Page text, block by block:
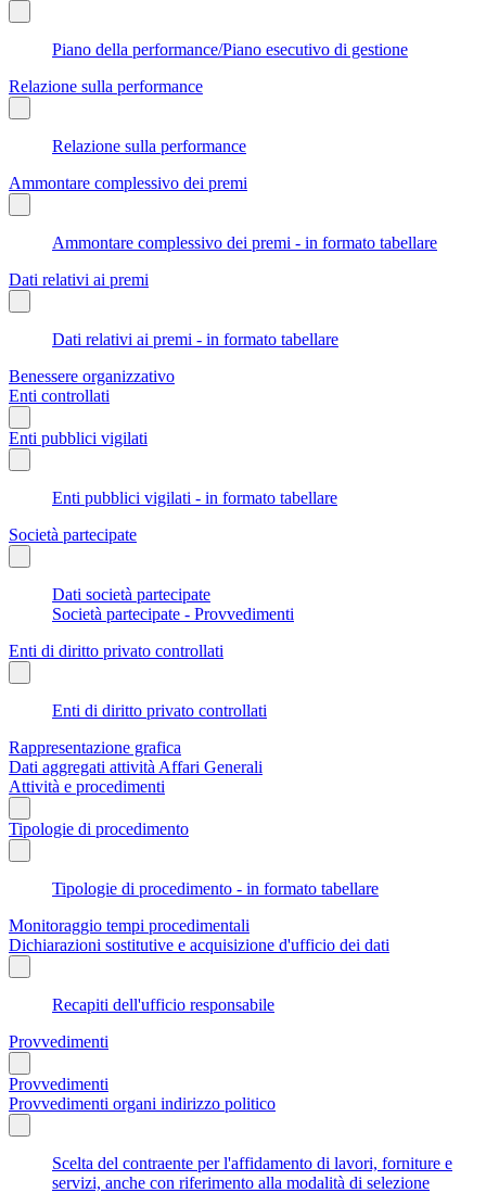
Piano della performance/Piano esecutivo di gestione
Relazione sulla performance
Relazione sulla performance
Ammontare complessivo dei premi
Ammontare complessivo dei premi - in formato tabellare
Dati relativi ai premi
Dati relativi ai premi - in formato tabellare
Benessere organizzativo
Enti controllati
Enti pubblici vigilati
Enti pubblici vigilati - in formato tabellare
Società partecipate
Dati società partecipate
Società partecipate - Provvedimenti
Enti di diritto privato controllati
Enti di diritto privato controllati
Rappresentazione grafica
Dati aggregati attività Affari Generali
Attività e procedimenti
Tipologie di procedimento
Tipologie di procedimento - in formato tabellare
Monitoraggio tempi procedimentali
Dichiarazioni sostitutive e acquisizione d'ufficio dei dati
Recapiti dell'ufficio responsabile
Provvedimenti
Provvedimenti
Provvedimenti organi indirizzo politico
Scelta del contraente per l'affidamento di lavori, forniture e
servizi, anche con riferimento alla modalità di selezione